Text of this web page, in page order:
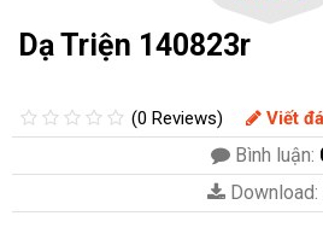
Dạ Triện 140823r
(0 Reviews) Viết
Bình luận:
Download: